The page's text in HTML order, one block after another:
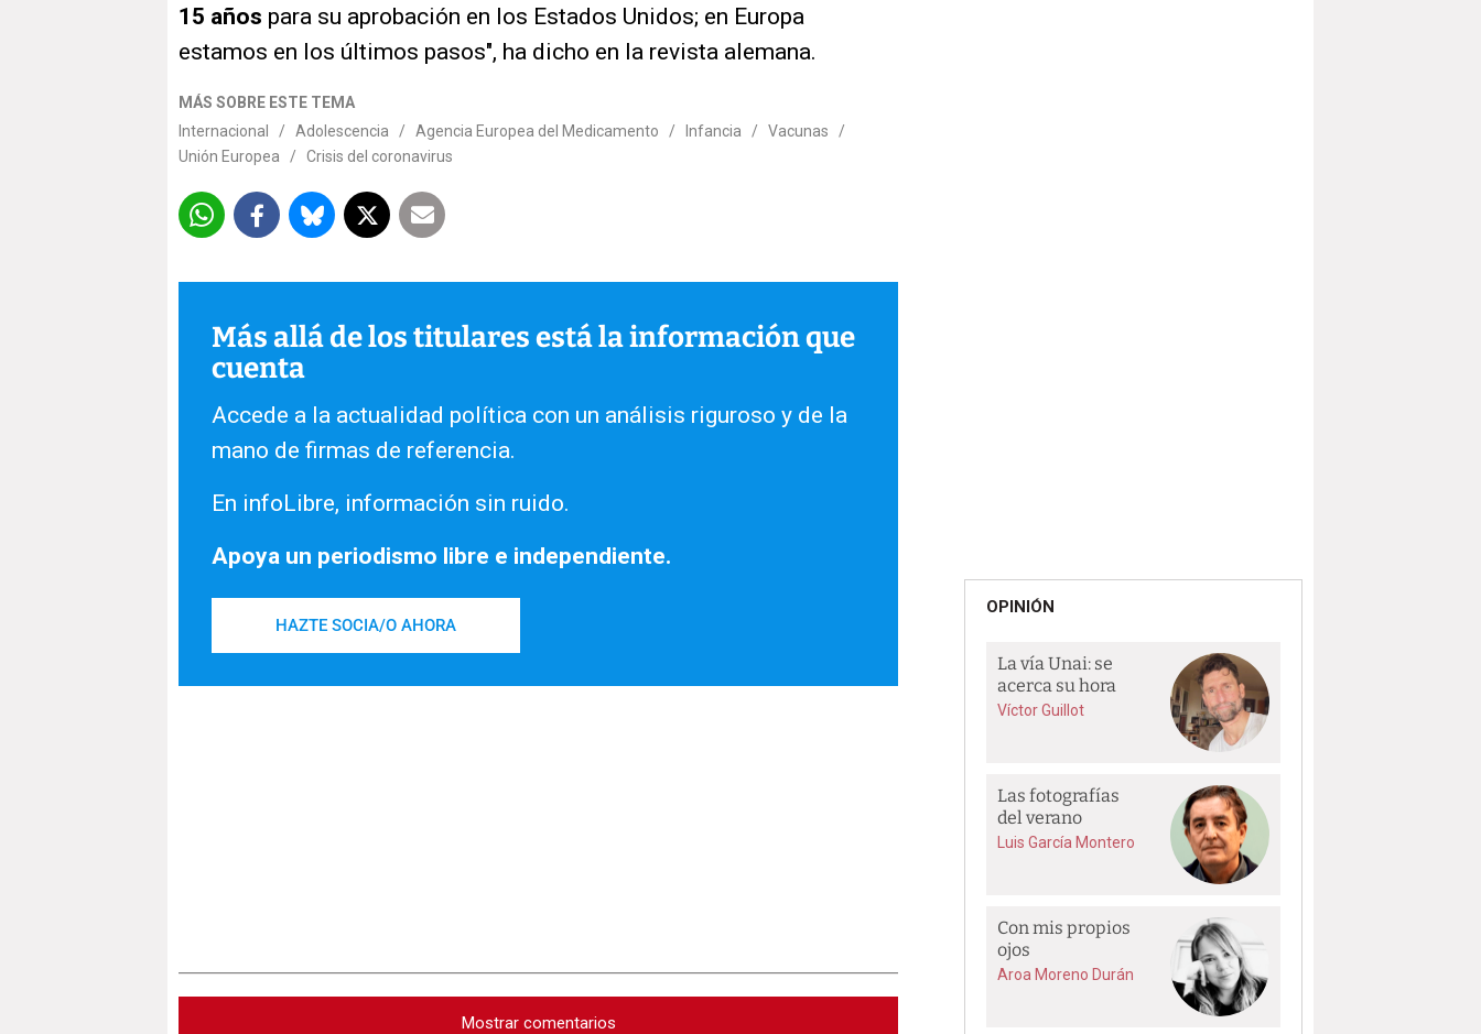
15 años para su aprobación en los Estados Unidos; en Europa
estamos en los últimos pasos", ha dicho en la revista alemana.
MÁS SOBRE ESTE TEMA
Internacional
/ Adolescencia / Agencia Europea del Medicamento / Infancia / Vacunas
/
Unión Europea
/ Crisis del coronavirus
Más allá de los titulares está la información que
cuenta
Accede a la actualidad política con un análisis riguroso y de la
mano de firmas de referencia.
En infoLibre, información sin ruido.
Apoya un periodismo libre e independiente.
HAZTE SOCIA/O AHORA
Mostrar comentarios
OPINIÓN
La vía Unai: se
acerca su hora
Víctor Guillot
Las fotografías
del verano
Luis García Montero
Con mis propios
ojos
Aroa Moreno Durán